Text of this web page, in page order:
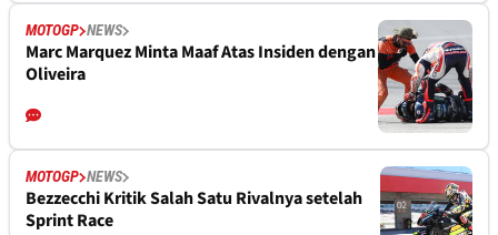
MOTOGP NEWS
Marc Marquez Minta Maaf Atas Insiden dengan
Oliveira
MOTOGP NEWS
Bezzecchi Kritik Salah Satu Rivalnya setelah
Sprint Race